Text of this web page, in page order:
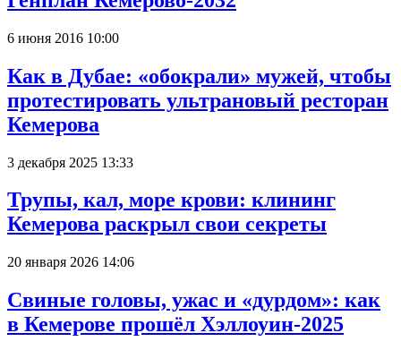
6 июня 2016 10:00
Как в Дубае: «обокрали» мужей, чтобы
протестировать ультрановый ресторан
Кемерова
3 декабря 2025 13:33
Трупы, кал, море крови: клининг
Кемерова раскрыл свои секреты
20 января 2026 14:06
Свиные головы, ужас и «дурдом»: как
в Кемерове прошёл Хэллоуин-2025